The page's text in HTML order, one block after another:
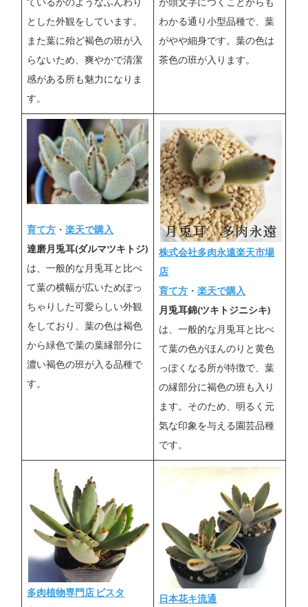
ているかのようなふんわり
とした外観をしています。
また葉に殆ど褐色の班が入
らないため、爽やかで清潔
感がある所も魅力になりま
す。
が頭文字につくことからも
わかる通り小型品種で、葉
がやや細身です。葉の色は
茶色の班が入ります。
育て方 ・楽天で購入
達磨月兎耳(ダルマツキトジ)
は、一般的な月兎耳と比べ
て葉の横幅が広いためぽっ
ちゃりした可愛らしい外観
をしており、葉の色は褐色
から緑色で葉の葉縁部分に
濃い褐色の班が入る品種で
す。
株式会社多肉永遠楽天市場
店
育て方 ・楽天で購入
月兎耳錦(ツキトジニシキ)
は、一般的な月兎耳と比べ
て葉の色がほんのりと黄色
っぽくなる所が特徴で、葉
の縁部分に褐色の班も入り
ます。そのため、明るく元
気な印象を与える園芸品種
です。
多肉植物専門店 ビスタ
日本花キ流通